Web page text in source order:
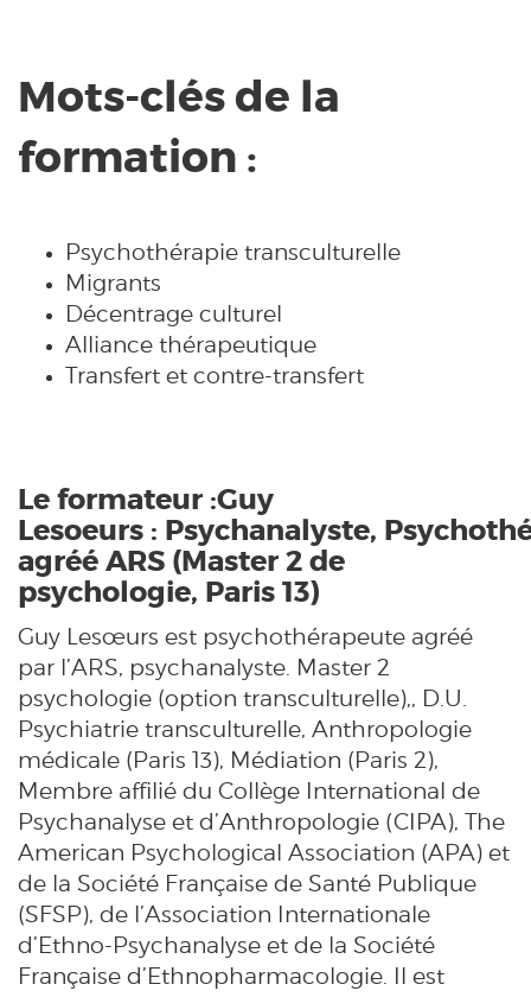
Mots-clés de la
formation :
Psychothérapie transculturelle
Migrants
Décentrage culturel
Alliance thérapeutique
Transfert et contre-transfert
Le formateur :Guy
Lesoeurs : Psychanalyste,
agréé ARS (Master 2 de
psychologie, Paris 13)
Guy Lesœurs est psychothérapeute agréé
par l’ARS, psychanalyste. Master 2
psychologie (option transculturelle),, D.U.
Psychiatrie transculturelle, Anthropologie
médicale (Paris 13), Médiation (Paris 2),
Membre affilié du Collège International de
Psychanalyse et d’Anthropologie (CIPA), The
American Psychological Association (APA) et
de la Société Française de Santé Publique
(SFSP), de l’Association Internationale
d’Ethno-Psychanalyse et de la Société
Française d’Ethnopharmacologie. Il est